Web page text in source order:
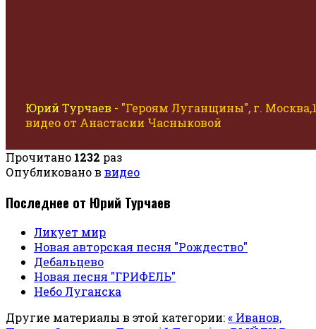
Юрий Турчаев - "Героям Луганщины", г.
видео от Анастасии Часныковой
Прочитано 1232 раз
Опубликовано в видео
Последнее от Юрий Турчаев
Ликует мир
Новая авторская песня "Рождество"
Дебальцево
Новая песня "ГРИФЕЛЬ"
Небо Луганска
Другие материалы в этой категории:« Иванов,